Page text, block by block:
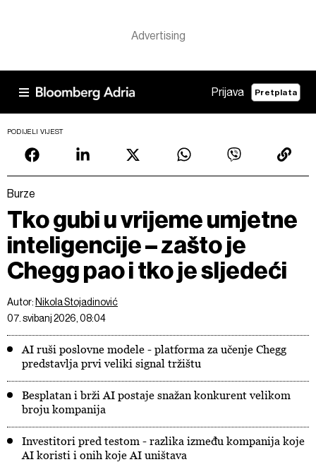
Prijava Pretplata
PODIJELI VIJEST
Burze
Tko gubi u vrijeme umjetne
inteligencije – zašto je
Chegg pao i tko je sljedeći
Autor: Nikola Stojadinović
07. svibanj 2026, 08:04
AI ruši poslovne modele - platforma za učenje Chegg
predstavlja prvi veliki signal tržištu
Besplatan i brži AI postaje snažan konkurent velikom
broju kompanija
Investitori pred testom - razlika između kompanija koje
AI koristi i onih koje AI uništava